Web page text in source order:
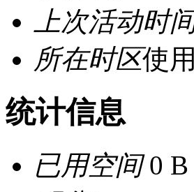
上次活动时
所在时区使
统计信息
已用空间0 B